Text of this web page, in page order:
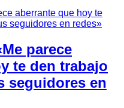
parece
te den trabajo
seguidores en